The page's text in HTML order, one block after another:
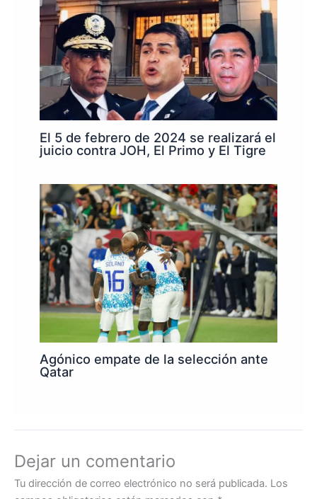
El 5 de febrero de 2024 se realizará el
juicio contra JOH, El Primo y El Tigre
Agónico empate de la selección ante
Qatar
Dejar un comentario
Tu dirección de correo electrónico no será publicada. Los